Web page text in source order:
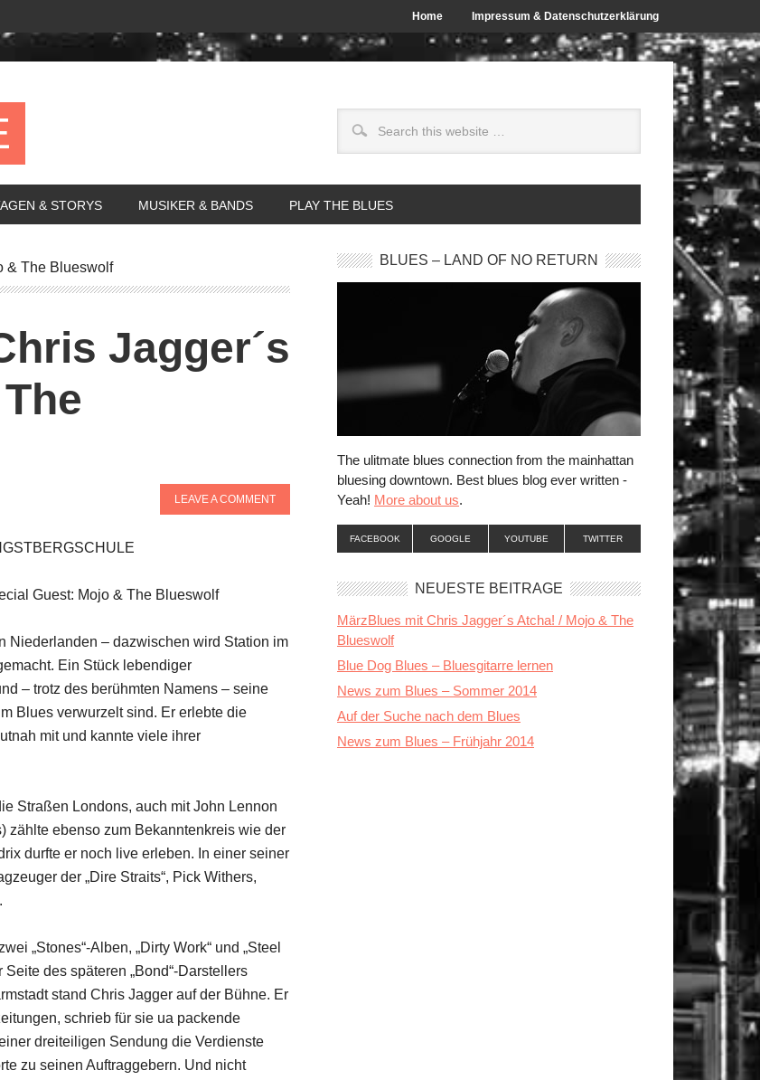
Home Impressum & Datenschutzerklärung
& STORYS MUSIKER & BANDS PLAY THE BLUES
& The Blueswolf
Jagger´s
LEAVE A COMMENT
Guest: Mojo & The Blueswolf
Niederlanden – dazwischen wird Station im
Ein Stück lebendiger
– trotz des berühmten Namens – seine
Blues verwurzelt sind. Er erlebte die
mit und kannte viele ihrer
Straßen Londons, auch mit John Lennon
zählte ebenso zum Bekanntenkreis wie der
durfte er noch live erleben. In einer seiner
der „Dire Straits“, Pick Withers,
„Stones“-Alben, „Dirty Work“ und „Steel
des späteren „Bond“-Darstellers
stand Chris Jagger auf der Bühne. Er
schrieb für sie ua packende
dreiteiligen Sendung die Verdienste
zu seinen Auftraggebern. Und nicht
BLUES – LAND OF NO RETURN
The ulitmate blues connection from the mainhattan
bluesing downtown. Best blues blog ever written -
Yeah! More about us.
FACEBOOK GOOGLE YOUTUBE TWITTER
NEUESTE BEITRÄGE
MärzBlues mit Chris Jagger´s Atcha! / Mojo & The
Blueswolf
Blue Dog Blues – Bluesgitarre lernen
News zum Blues – Sommer 2014
Auf der Suche nach dem Blues
News zum Blues – Frühjahr 2014